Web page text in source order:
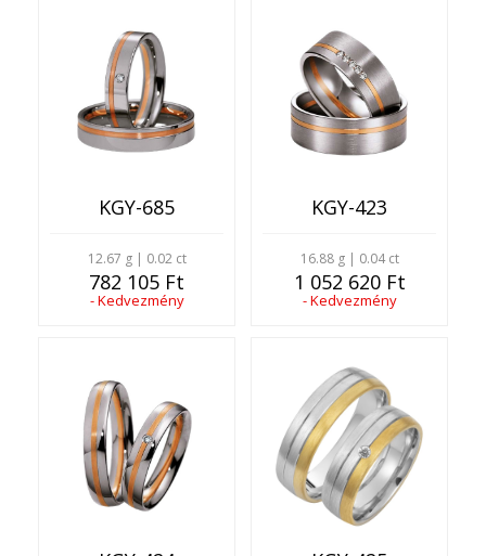
KGY-685
12.67 g | 0.02 ct
782 105 Ft
- Kedvezmény
KGY-423
16.88 g | 0.04 ct
1 052 620 Ft
- Kedvezmény